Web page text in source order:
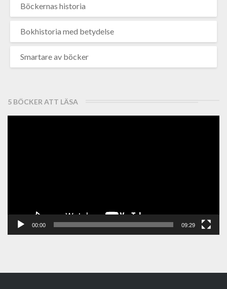
Böckernas historia
Bokhistoria med betydelse
Smartare av böcker
5 BÖCKER ATT LÄSA
00:00 09:29